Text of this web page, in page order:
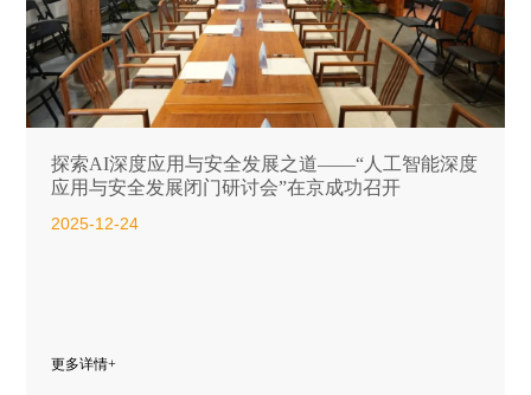
探索AI深度应用与安全发展之道——“人工智能深度
应用与安全发展闭门研讨会”在京成功召开
2025-12-24
更多详情+